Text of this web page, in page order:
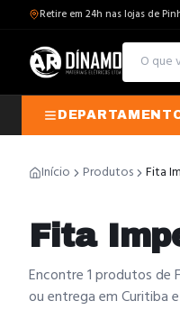
Retire em 24h nas lojas de
Início Produtos Fita
Fita
Encontre 1 produtos de
ou entrega em Curitiba